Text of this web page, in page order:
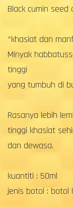
Black cumin seed
*khasiat dan
Minyak
tinggi
yang tumbuh di
Rasanya lebih
tinggi khasiat
dan dewasa.
kuantiti : 50ml
jenis botol : botol